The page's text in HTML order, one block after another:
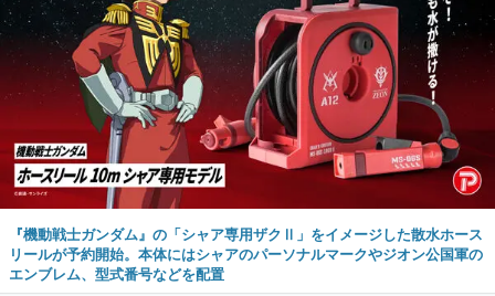
『機動戦士ガンダム』の「シャア専用ザクⅡ」をイメージした散水ホース
リールが予約開始。本体にはシャアのパーソナルマークやジオン公国軍の
エンブレム、型式番号などを配置